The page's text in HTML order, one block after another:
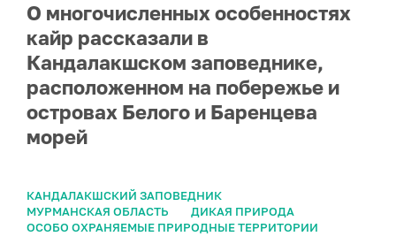
О многочисленных особенностях
кайр рассказали в
Кандалакшском заповеднике,
расположенном на побережье и
островах Белого и Баренцева
морей
КАНДАЛАКШСКИЙ ЗАПОВЕДНИК
МУРМАНСКАЯ ОБЛАСТЬ
ДИКАЯ ПРИРОДА
ОСОБО ОХРАНЯЕМЫЕ ПРИРОДНЫЕ ТЕРРИТОРИИ